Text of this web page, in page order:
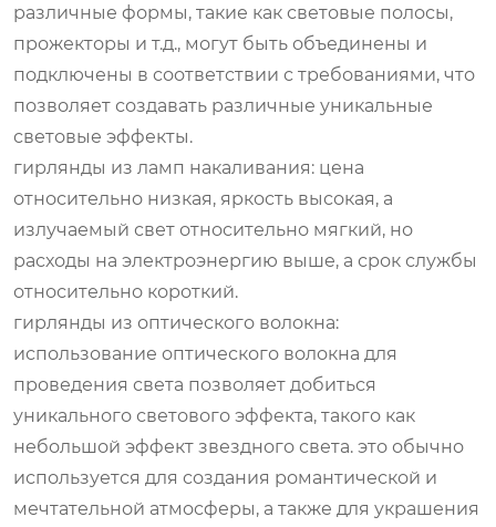
различные формы, такие как световые полосы,
прожекторы и т.д., могут быть объединены и
подключены в соответствии с требованиями, что
позволяет создавать различные уникальные
световые эффекты.
гирлянды из ламп накаливания: цена
относительно низкая, яркость высокая, а
излучаемый свет относительно мягкий, но
расходы на электроэнергию выше, а срок службы
относительно короткий.
гирлянды из оптического волокна:
использование оптического волокна для
проведения света позволяет добиться
уникального светового эффекта, такого как
небольшой эффект звездного света. это обычно
используется для создания романтической и
мечтательной атмосферы, а также для украшения